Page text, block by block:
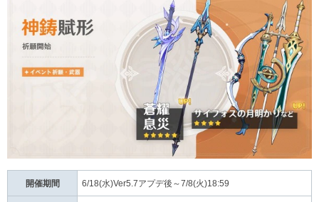
開催期間 6/18(水)Ver5.7アプデ後～7/8(火)18:59